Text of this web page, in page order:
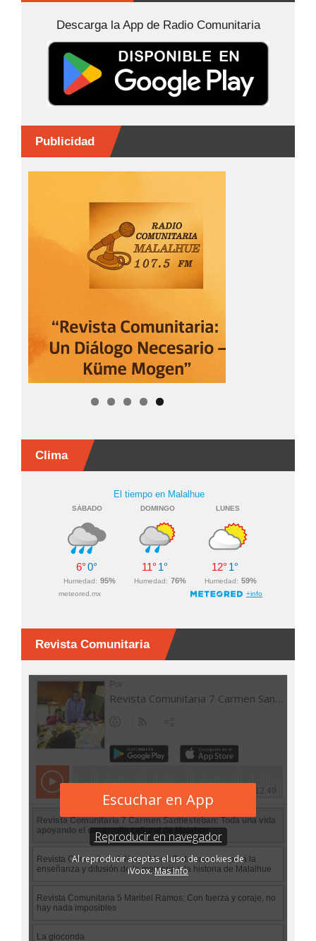
o
k
g
er
p
Descarga la App de Radio Comunitaria
Publicidad
Clima
Revista Comunitaria